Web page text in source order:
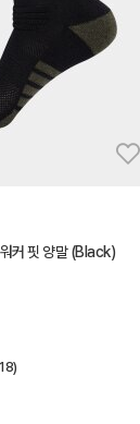
커 핏 양말 (Black)